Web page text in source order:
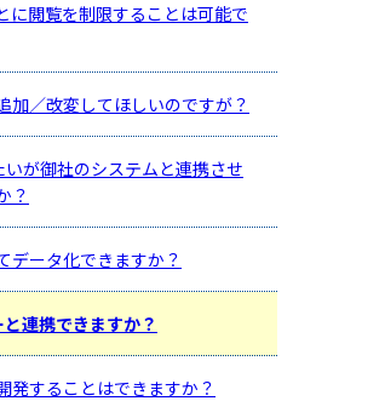
に閲覧を制限することは可能で
加／改変してほしいのですが？
が御社のシステムと連携させ
？
データ化できますか？
連携できますか？
発することはできますか？